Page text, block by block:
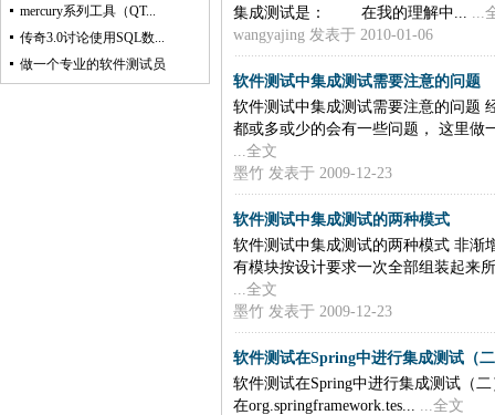
mercury系列工具（QT...
传奇3.0讨论使用SQL数...
做一个专业的软件测试员
集成测试是： 在我的理解中...
...
wangyajing 发表于 2010-01-06
软件测试中集成测试需要注意的问题
软件测试中集成测试需要注意的问题
都或多或少的会有一些问题， 这里做
...全文
墨竹 发表于 2009-12-23
软件测试中集成测试的两种模式
软件测试中集成测试的两种模式 非渐
有模块按设计要求一次全部组装起
...全文
墨竹 发表于 2009-12-23
软件测试在Spring中进行集成测试（
软件测试在Spring中进行集成测试
在org.springframework.tes...
...全文